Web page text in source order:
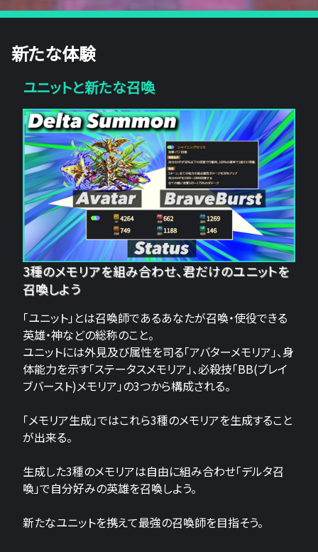
新たな体験
ユニットと新たな召喚
3種のメモリアを組み合わせ、君だけのユニットを
召喚しよう
「ユニット」とは召喚師であるあなたが召喚・使役できる
英雄・神などの総称のこと。
ユニットには外見及び属性を司る「アバターメモリア」、身
体能力を示す「ステータスメモリア」、必殺技「BB(ブレイ
ブバースト)メモリア」の3つから構成される。
「メモリア生成」ではこれら3種のメモリアを生成すること
が出来る。
生成した3種のメモリアは自由に組み合わせ「デルタ召
喚」で自分好みの英雄を召喚しよう。
新たなユニットを携えて最強の召喚師を目指そう。